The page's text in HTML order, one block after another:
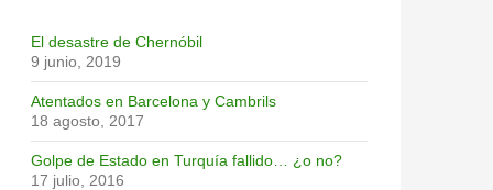
El desastre de Chernóbil
9 junio, 2019
Atentados en Barcelona y Cambrils
18 agosto, 2017
Golpe de Estado en Turquía fallido… ¿o no?
17 julio, 2016